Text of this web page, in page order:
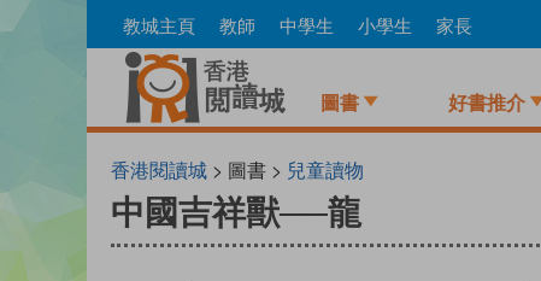
to
教城主頁 教師 中學生 小學生 家長
圖書 好書推介
香港閱讀城 > 圖書 > 兒童讀物
中國吉祥獸──龍